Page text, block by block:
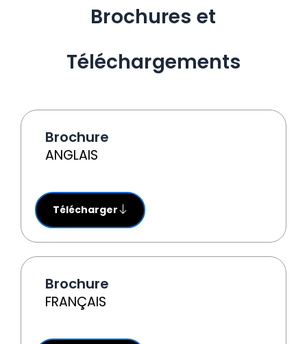
Brochures et
Téléchargements
Brochure
ANGLAIS
Télécharger
Brochure
FRANÇAIS